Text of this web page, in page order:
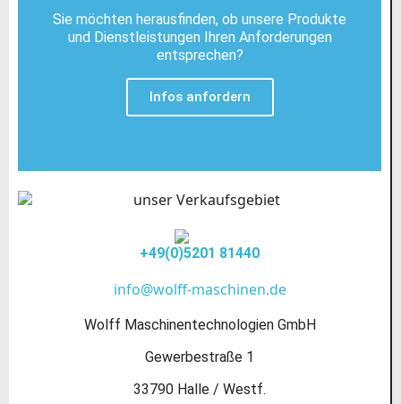
Sie möchten herausfinden, ob unsere Produkte
und Dienstleistungen Ihren Anforderungen
entsprechen?
Infos anfordern
+49(0)5201 81440
info@wolff-maschinen.de
Wolff Maschinentechnologien GmbH
Gewerbestraße 1
33790 Halle / Westf.